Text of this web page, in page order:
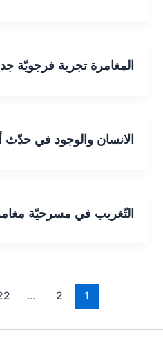
المغامرة تجربة فرجويّة
الانسان والوجود في حدّث
التّغريب في مسرحيّة
1
2
…